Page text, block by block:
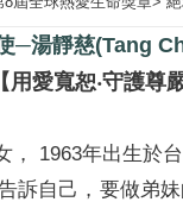
─湯靜慈(Tang
【用愛寬恕‧守護尊
1963年出生於
訴自己，要做弟